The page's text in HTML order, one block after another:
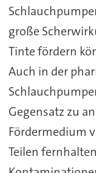
große
Tinte fördern
Auch in der
Gegensatz zu
Fördermedium
Teilen